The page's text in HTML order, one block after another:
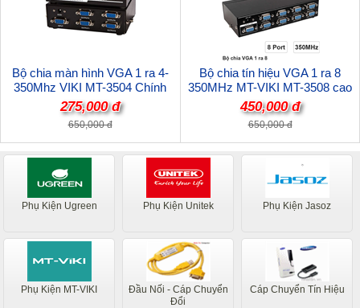
Bộ chia màn hình VGA 1 ra 4-
350Mhz VIKI MT-3504 Chính
Hãng
275,000 đ
650,000 đ
Bộ chia tín hiệu VGA 1 ra 8
350MHz MT-VIKI MT-3508 cao
cấp
450,000 đ
650,000 đ
Phụ Kiện Ugreen Phụ Kiện Unitek Phụ Kiện Jasoz
Phụ Kiện MT-VIKI
Đầu Nối - Cáp Chuyển
Đổi
Cáp Chuyển Tín Hiệu